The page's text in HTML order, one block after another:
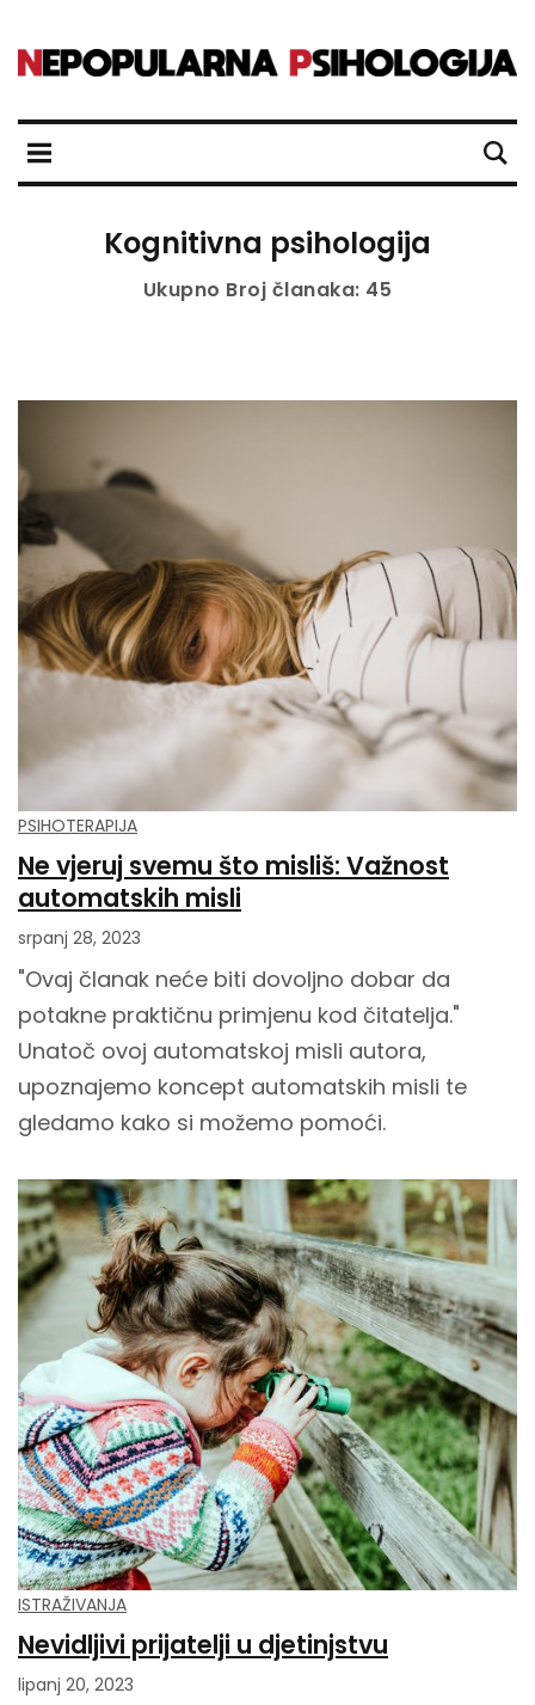
Kognitivna psihologija
Ukupno Broj članaka: 45
PSIHOTERAPIJA
Ne vjeruj svemu što misliš: Važnost
automatskih misli
srpanj 28, 2023
"Ovaj članak neće biti dovoljno dobar da
potakne praktičnu primjenu kod čitatelja."
Unatoč ovoj automatskoj misli autora,
upoznajemo koncept automatskih misli te
gledamo kako si možemo pomoći.
ISTRAŽIVANJA
Nevidljivi prijatelji u djetinjstvu
lipanj 20, 2023